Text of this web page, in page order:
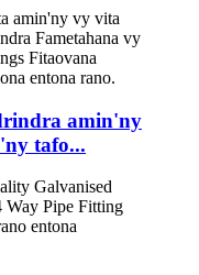
amin'ny
tafo...